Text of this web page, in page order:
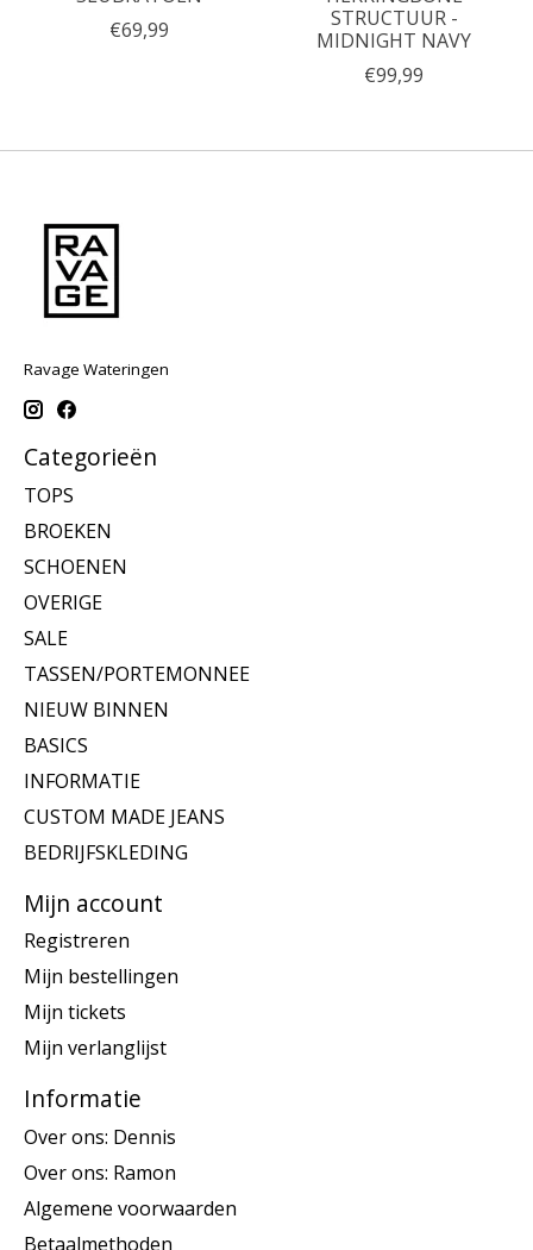
€69,99
STRUCTUUR -
MIDNIGHT NAVY
€99,99
Ravage Wateringen
Categorieën
TOPS
BROEKEN
SCHOENEN
OVERIGE
SALE
TASSEN/PORTEMONNEE
NIEUW BINNEN
BASICS
INFORMATIE
CUSTOM MADE JEANS
BEDRIJFSKLEDING
Mijn account
Registreren
Mijn bestellingen
Mijn tickets
Mijn verlanglijst
Informatie
Over ons: Dennis
Over ons: Ramon
Algemene voorwaarden
Betaalmethoden